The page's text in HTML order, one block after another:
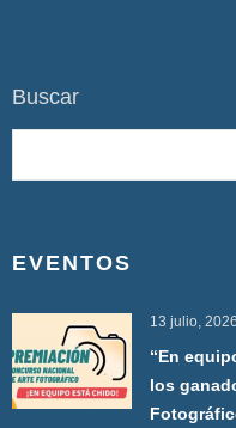
Buscar
EVENTOS
13 julio, 2026
“En
los